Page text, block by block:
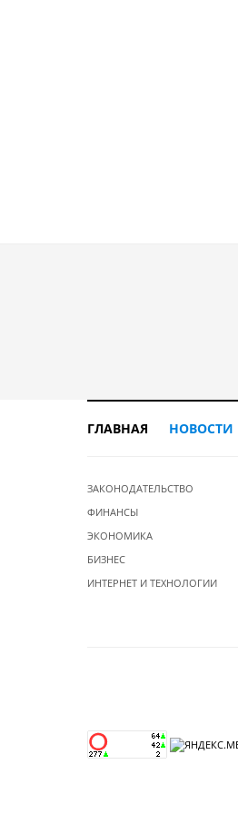
ГЛАВНАЯ НОВОСТИ
ЗАКОНОДАТЕЛЬСТВО
ФИНАНСЫ
ЭКОНОМИКА
БИЗНЕС
ИНТЕРНЕТ И ТЕХНОЛОГИИ